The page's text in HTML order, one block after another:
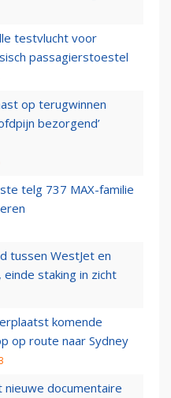
testvlucht voor
passagierstoestel
op terugwinnen
bezorgend’
telg 737 MAX-familie
tussen WestJet en
staking in zicht
komende
op route naar Sydney
documentaire